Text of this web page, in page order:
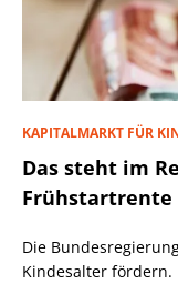
KAPITALMARKT FÜR
Das steht im
Frühstartrente
Die
Kindesalter fördern.